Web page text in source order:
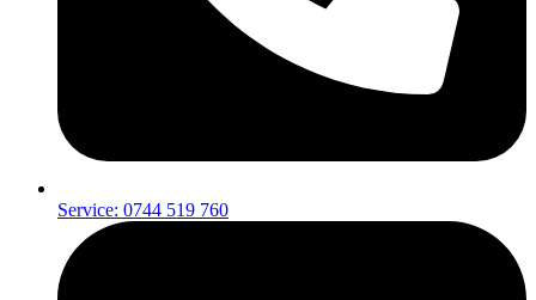
Service: 0744 519 760